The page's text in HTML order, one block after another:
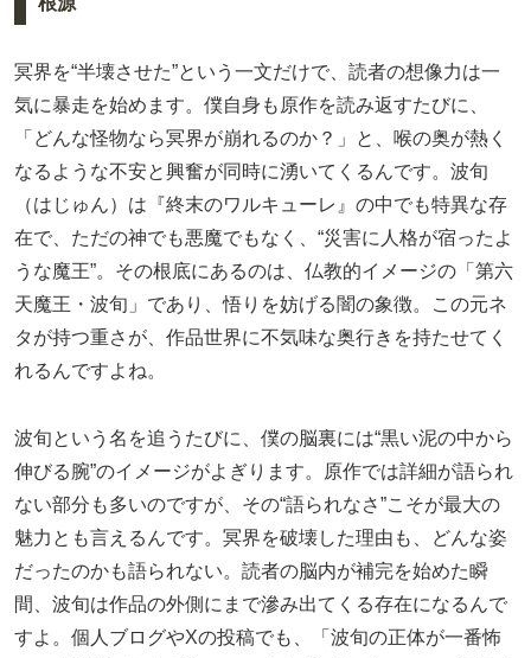
冥界を“半壊させた”という一文だけで、読者の想像力は一
気に暴走を始めます。僕自身も原作を読み返すたびに、
「どんな怪物なら冥界が崩れるのか？」と、喉の奥が熱く
なるような不安と興奮が同時に湧いてくるんです。波旬
（はじゅん）は『終末のワルキューレ』の中でも特異な存
在で、ただの神でも悪魔でもなく、“災害に人格が宿ったよ
うな魔王”。その根底にあるのは、仏教的イメージの「第六
天魔王・波旬」であり、悟りを妨げる闇の象徴。この元ネ
タが持つ重さが、作品世界に不気味な奥行きを持たせてく
れるんですよね。
波旬という名を追うたびに、僕の脳裏には“黒い泥の中から
伸びる腕”のイメージがよぎります。原作では詳細が語られ
ない部分も多いのですが、その“語られなさ”こそが最大の
魅力とも言えるんです。冥界を破壊した理由も、どんな姿
だったのかも語られない。読者の脳内が補完を始めた瞬
間、波旬は作品の外側にまで滲み出てくる存在になるんで
すよ。個人ブログやXの投稿でも、「波旬の正体が一番怖